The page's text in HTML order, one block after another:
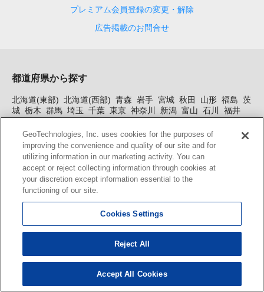
プレミアム会員登録の変更・解除
広告掲載のお問合せ
都道府県から探す
北海道(東部) 北海道(西部) 青森 岩手 宮城 秋田 山形 福島 茨
城 栃木 群馬 埼玉 千葉 東京 神奈川 新潟 富山 石川
福井
山梨 長野 岐阜 静岡 愛知 三重 滋賀 大阪 京都 兵庫 奈良
和歌山 鳥取 島根 岡山 広島 山口 徳島 香川 愛媛 高知
佐賀 長崎 熊本 大分 宮崎 鹿児島 沖縄
地図検索サービス
検索 ルート検索 マップツール
積の計測
駅
ジャンル一覧検索 ブックマーク
MapFan会員登録（無料）
MapFanプレミアム会員登録（有
GeoTechnologies, Inc. uses cookies for the purposes of
improving the convenience and quality of our site and for
utilizing information in our marketing activity. You can
accept or reject collecting information through cookies at
your discretion except information essential to the
functioning of our site.
Cookies Settings
Reject All
Accept All Cookies